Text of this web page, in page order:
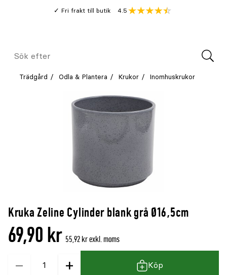
Fri frakt till butik
Genomsnitt
4.5
Meny
Sök
Trädgård Odla & Plantera Krukor Inomhuskrukor
Kruka Zeline Cylinder blank grå Ø16,5cm
69,90 kr 55,92 kr exkl. moms
−
Kvantitet + Köp